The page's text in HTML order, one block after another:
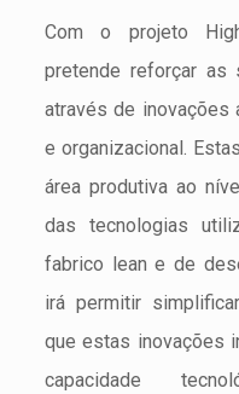
Com o projeto
pretende reforçar as
através de inovações
e organizacional.
área produtiva ao
das tecnologias
fabrico lean e de
irá permitir
que estas inovações
capacidade